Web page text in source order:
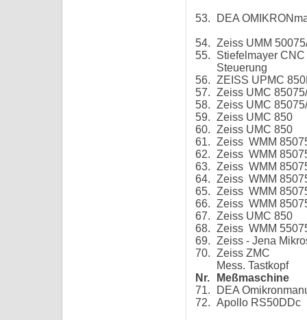
53. DEA
54. Zeiss UMM
55.
Stiefelmayer
Steuerung
56. ZEISS UPMC
57. Zeiss UMC
58. Zeiss UMC
59. Zeiss UMC
60. Zeiss UMC
61. Zeiss WMM
62. Zeiss WMM
63. Zeiss WMM
64. Zeiss WMM
65. Zeiss WMM
66. Zeiss WMM
67. Zeiss UMC
68. Zeiss WMM
69. Zeiss - Jena
70. Zeiss ZMC 85/
Mess. Tastkopf
Nr.
Meßmaschine
71.
DEA
72. Apollo